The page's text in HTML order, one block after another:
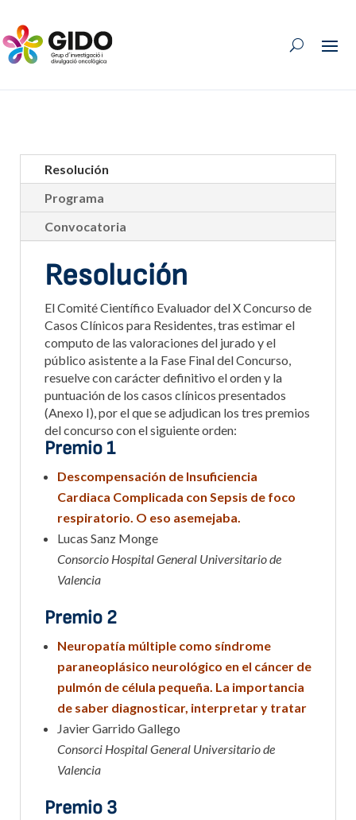
Resolución
Programa
Convocatoria
Resolución
El Comité Científico Evaluador del X Concurso de
Casos Clínicos para Residentes, tras estimar el
computo de las valoraciones del jurado y el
público asistente a la Fase Final del Concurso,
resuelve con carácter definitivo el orden y la
puntuación de los casos clínicos presentados
(Anexo I), por el que se adjudican los tres premios
del concurso con el siguiente orden:
Premio 1
Descompensación de Insuficiencia
Cardiaca Complicada con Sepsis de foco
respiratorio. O eso asemejaba.
Lucas Sanz Monge
Consorcio Hospital General Universitario de
Valencia
Premio 2
Neuropatía múltiple como síndrome
paraneoplásico neurológico en el cáncer de
pulmón de célula pequeña. La importancia
de saber diagnosticar, interpretar y tratar
Javier Garrido Gallego
Consorci Hospital General Universitario de
Valencia
Premio 3